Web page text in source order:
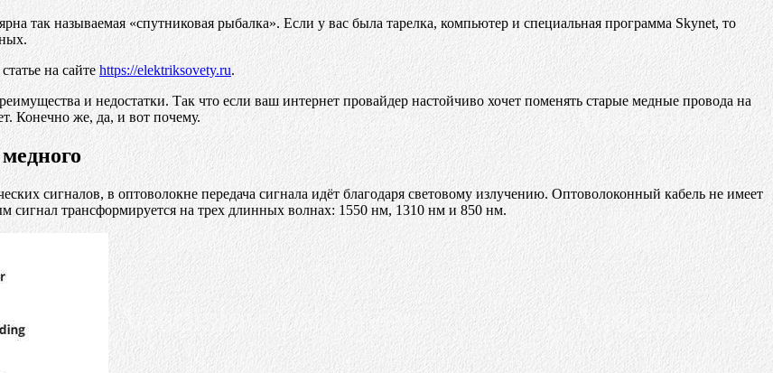
так называемая «спутниковая рыбалка». Если у вас была тарелка, компьютер и специальная программа Skynet, то
на сайтеhttps://elektriksovety.ru.
и недостатки. Так что если ваш интернет провайдер настойчиво хочет поменять старые медные провода на
Конечно же, да, и вот почему.
сигналов, в оптоволокне передача сигнала идёт благодаря световому излучению. Оптоволоконный кабель не имеет
сигнал трансформируется на трех длинных волнах: 1550 нм, 1310 нм и 850 нм.